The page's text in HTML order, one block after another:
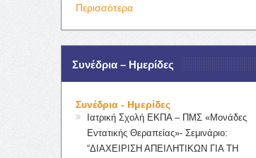
Περισσότερα
Συνέδρια – Ημερίδες
Συνέδρια - Ημερίδες
Ιατρική Σχολή ΕΚΠΑ – ΠΜΣ «Μονάδες
Εντατικής Θεραπείας»- Σεμινάριο:
“ΔΙΑΧΕΙΡΙΣΗ ΑΠΕΙΛΗΤΙΚΩΝ ΓΙΑ ΤΗ